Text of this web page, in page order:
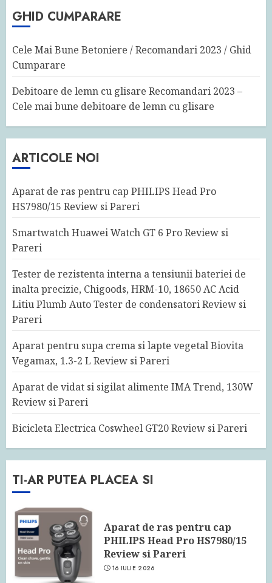
GHID CUMPARARE
Cele Mai Bune Betoniere / Recomandari 2023 / Ghid
Cumparare
Debitoare de lemn cu glisare Recomandari 2023 –
Cele mai bune debitoare de lemn cu glisare
ARTICOLE NOI
Aparat de ras pentru cap PHILIPS Head Pro
HS7980/15 Review si Pareri
Smartwatch Huawei Watch GT 6 Pro Review si
Pareri
Tester de rezistenta interna a tensiunii bateriei de
inalta precizie, Chigoods, HRM-10, 18650 AC Acid
Litiu Plumb Auto Tester de condensatori Review si
Pareri
Aparat pentru supa crema si lapte vegetal Biovita
Vegamax, 1.3-2 L Review si Pareri
Aparat de vidat si sigilat alimente IMA Trend, 130W
Review si Pareri
Bicicleta Electrica Coswheel GT20 Review si Pareri
TI-AR PUTEA PLACEA SI
Aparat de ras pentru cap
PHILIPS Head Pro HS7980/15
Review si Pareri
16 IULIE 2026